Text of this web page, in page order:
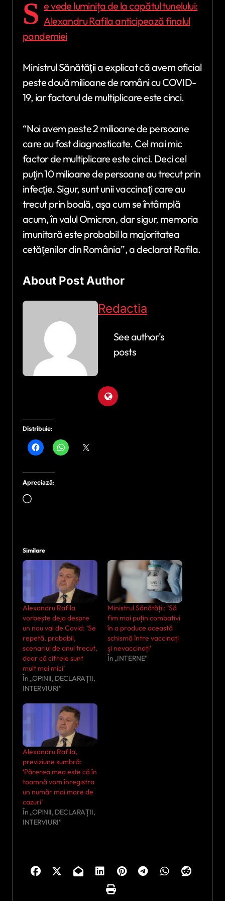
S e vede luminița de la capătul tunelului:
Alexandru Rafila anticipează finalul
pandemiei
Ministrul Sănătăţii a explicat că avem oficial
peste două milioane de români cu COVID-
19, iar factorul de multiplicare este cinci.
“Noi avem peste 2 milioane de persoane
care au fost diagnosticate. Cel mai mic
factor de multiplicare este cinci. Deci cel
puţin 10 milioane de persoane au trecut prin
infecţie. Sigur, sunt unii vaccinaţi care au
trecut prin boală, aşa cum se întâmplă
acum, în valul Omicron, dar sigur, memoria
imunitară este probabil la majoritatea
cetăţenilor din România”, a declarat Rafila.
About Post Author
Redactia
See author's
posts
Distribuie:
Apreciază:
Încarc...
Similare
Alexandru Rafila
vorbește deja despre
un nou val de Covid: ‘Se
repetă, probabil,
scenariul de anul trecut,
doar că cifrele sunt
mult mai mici’
În „OPINII, DECLARAȚII,
INTERVIURI”
Ministrul Sănătății: ‘Să
fim mai puțin combativi
în a produce această
schismă între vaccinați
și nevaccinați’
În „INTERNE”
Alexandru Rafila,
previziune sumbră:
‘Părerea mea este că în
toamnă vom înregistra
un număr mai mare de
cazuri’
În „OPINII, DECLARAȚII,
INTERVIURI”